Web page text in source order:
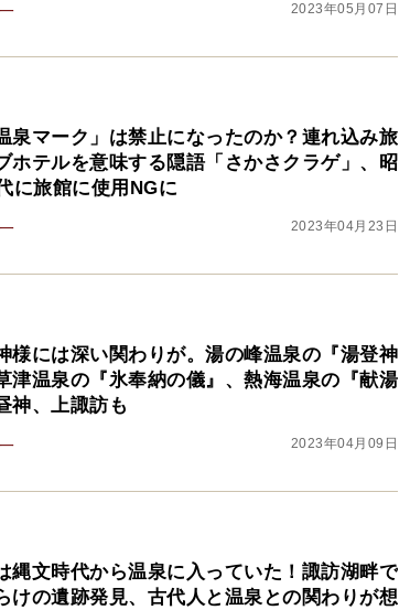
2023年05月07日
泉マーク」は禁止になったのか？連れ込み旅
ホテルを意味する隠語「さかさクラゲ」、昭
に旅館に使用NGに
2023年04月23日
様には深い関わりが。湯の峰温泉の『湯登神
津温泉の『氷奉納の儀』、熱海温泉の『献湯
神、上諏訪も
2023年04月09日
縄文時代から温泉に入っていた！諏訪湖畔で
けの遺跡発見、古代人と温泉との関わりが想